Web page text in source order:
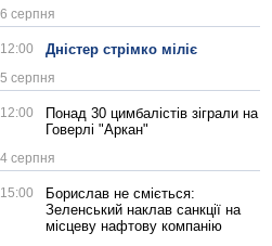
6 серпня
12:00 Дністер стрімко міліє
5 серпня
12:00
Понад 30 цимбалістів зіграли на
Говерлі "Аркан"
4 серпня
15:00
Борислав не сміється:
Зеленський наклав санкції на
місцеву нафтову компанію